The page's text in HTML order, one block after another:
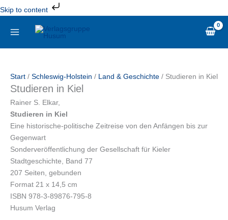
Skip to content
Inhalt
springen
Start / Schleswig-Holstein / Land & Geschichte / Studieren in Kiel
Studieren in Kiel
Rainer S. Elkar,
Studieren in Kiel
Eine historische-politische Zeitreise von den Anfängen bis zur
Gegenwart
Sonderveröffentlichung der Gesellschaft für Kieler
Stadtgeschichte, Band 77
207 Seiten, gebunden
Format 21 x 14,5 cm
ISBN 978-3-89876-795-8
Husum Verlag
in